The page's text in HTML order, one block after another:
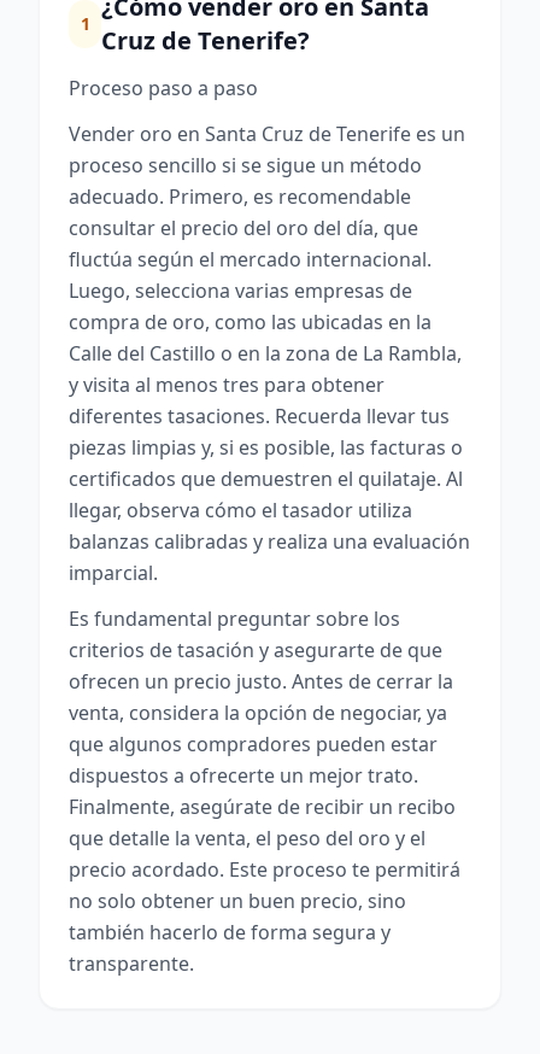
1
¿Cómo vender oro en Santa
Cruz de Tenerife?
Proceso paso a paso
Vender oro en Santa Cruz de Tenerife es un
proceso sencillo si se sigue un método
adecuado. Primero, es recomendable
consultar el precio del oro del día, que
fluctúa según el mercado internacional.
Luego, selecciona varias empresas de
compra de oro, como las ubicadas en la
Calle del Castillo o en la zona de La Rambla,
y visita al menos tres para obtener
diferentes tasaciones. Recuerda llevar tus
piezas limpias y, si es posible, las facturas o
certificados que demuestren el quilataje. Al
llegar, observa cómo el tasador utiliza
balanzas calibradas y realiza una evaluación
imparcial.
Es fundamental preguntar sobre los
criterios de tasación y asegurarte de que
ofrecen un precio justo. Antes de cerrar la
venta, considera la opción de negociar, ya
que algunos compradores pueden estar
dispuestos a ofrecerte un mejor trato.
Finalmente, asegúrate de recibir un recibo
que detalle la venta, el peso del oro y el
precio acordado. Este proceso te permitirá
no solo obtener un buen precio, sino
también hacerlo de forma segura y
transparente.